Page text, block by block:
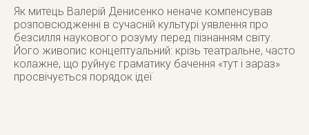
Як митець Валерій Денисенко неначе компенсував
розповсюдженні в сучасній культурі уявлення про
безсилля наукового розуму перед пізнанням світу.
Його живопис концептуальний: крізь театральне, часто
колажне, що руйнує граматику бачення «тут і зараз»
просвічується порядок ідеї